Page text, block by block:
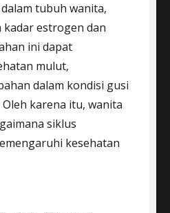
tubuh wanita,
estrogen dan
ini dapat
mulut,
dalam kondisi gusi
karena itu, wanita
siklus
kesehatan